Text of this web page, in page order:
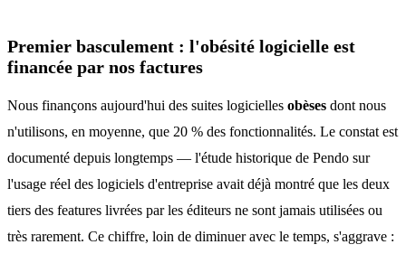
Premier basculement : l'obésité logicielle est
financée par nos factures
Nous finançons aujourd'hui des suites logicielles obèses dont nous
n'utilisons, en moyenne, que 20 % des fonctionnalités. Le constat est
documenté depuis longtemps — l'étude historique de Pendo sur
l'usage réel des logiciels d'entreprise avait déjà montré que les deux
tiers des features livrées par les éditeurs ne sont jamais utilisées ou
très rarement. Ce chiffre, loin de diminuer avec le temps, s'aggrave :